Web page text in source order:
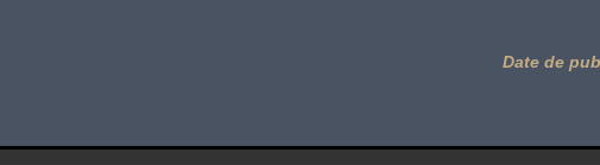
Date de